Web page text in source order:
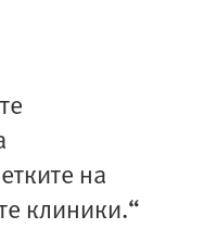
на
клиники.“